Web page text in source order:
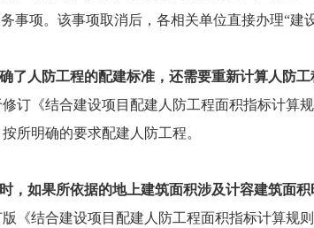
事项。该事项取消后，各相关单位直接办理“建
了人防工程的配建标准，还需要重新计算人防工
订《结合建设项目配建人防工程面积指标计算
所明确的要求配建人防工程。
，如果所依据的地上建筑面积涉及计容建筑面积
《结合建设项目配建人防工程面积指标计算规